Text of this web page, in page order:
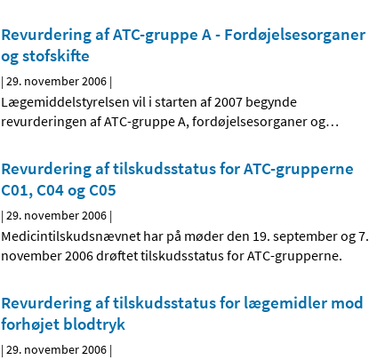
Revurdering af ATC-gruppe A - Fordøjelsesorganer
og stofskifte
|29. november 2006 |
Lægemiddelstyrelsen vil i starten af 2007 begynde
revurderingen af ATC-gruppe A, fordøjelsesorganer og…
Revurdering af tilskudsstatus for ATC-grupperne
C01, C04 og C05
|29. november 2006 |
Medicintilskudsnævnet har på møder den 19. september og 7.
november 2006 drøftet tilskudsstatus for ATC-grupperne.
Revurdering af tilskudsstatus for lægemidler mod
forhøjet blodtryk
|29. november 2006 |